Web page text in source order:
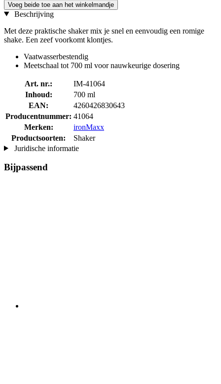
Voeg beide toe aan het winkelmandje
Beschrijving
Met deze praktische shaker mix je snel en eenvoudig een romige
shake. Een zeef voorkomt klontjes.
Vaatwasserbestendig
Meetschaal tot 700 ml voor nauwkeurige dosering
Art. nr.:
IM-41064
Inhoud:
700 ml
EAN:
4260426830643
Producentnummer: 41064
Merken:
ironMaxx
Productsoorten:
Shaker
Juridische informatie
Bijpassend